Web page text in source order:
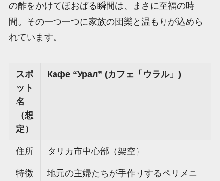
の酢をかけてほおばる瞬間は、まさに至福の時
間。その一つ一つに家族の団欒と温もりが込めら
れています。
スポ
ット
名
（想
定）
Кафе “Урал” (カフェ「ウラル」)
住所 タリカ市中心部（架空）
特徴
地元の主婦たちが手作りするペリメニ